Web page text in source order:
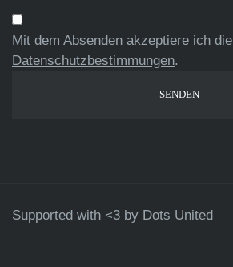
Mit dem Absenden akzeptiere ich die
Datenschutzbestimmungen.
Supported with <3 by Dots United